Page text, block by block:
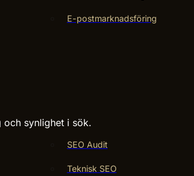
E-postmarknadsföring
synlighet i sök.
SEO Audit
Teknisk SEO